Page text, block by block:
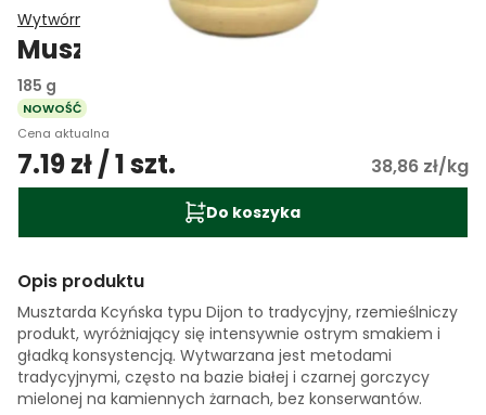
Wytwórnia Musztardy Kcyńskiej
Musztarda dijon
185 g
NOWOŚĆ
Cena aktualna
7.19 zł / 1 szt. 38,86 zł/kg
Do koszyka
Opis produktu
Musztarda Kcyńska typu Dijon to tradycyjny, rzemieślniczy
produkt, wyróżniający się intensywnie ostrym smakiem i
gładką konsystencją. Wytwarzana jest metodami
tradycyjnymi, często na bazie białej i czarnej gorczycy
mielonej na kamiennych żarnach, bez konserwantów.